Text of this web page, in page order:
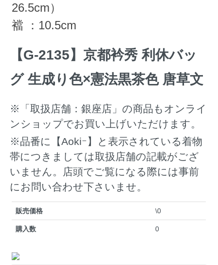
26.5cm）
襠 ：10.5cm
【G-2135】京都衿秀 利休バッ
グ 生成り色×憲法黒茶色 唐草文
※「取扱店舗：銀座店」の商品もオンライ
ンショップでお買い上げいただけます。
※品番に【Aokiｰ】と表示されている着物
帯につきましては取扱店舗の記載がござ
いません。店頭でご覧になる際には事前
にお問い合わせ下さいませ。
販売価格 \0
購入数 0